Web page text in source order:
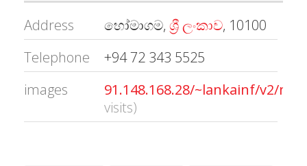
Address හෝමාගම,ශ්‍රී ලංකාව, 10100
Telephone
+94 72 343 5525
images
91.148.168.28/~lankainf/v2/
visits)